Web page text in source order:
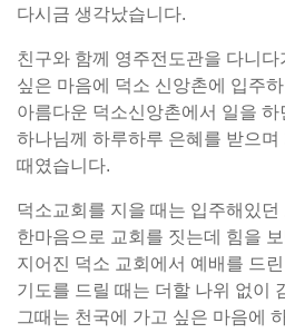
다시금 생각났습니다.
친구와 함께 영주전도관을 다니
싶은 마음에 덕소 신앙촌에 입주
아름다운 덕소신앙촌에서 일을
하나님께 하루하루 은혜를 받으며
때였습니다.
덕소교회를 지을 때는 입주해있던
한마음으로 교회를 짓는데 힘을
지어진 덕소 교회에서 예배를 드
기도를 드릴 때는 더할 나위 없이
그때는 천국에 가고 싶은 마음에